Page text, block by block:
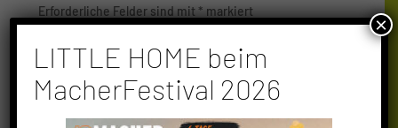
Erforderliche Felder sind mit* markiert
LITTLE HOME beim
MacherFestival 2026
×